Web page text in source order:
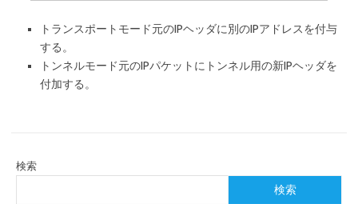
トランスポートモード元のIPヘッダに別のIPアドレスを付与
する。
トンネルモード元のIPパケットにトンネル用の新IPヘッダを
付加する。
検索
検索